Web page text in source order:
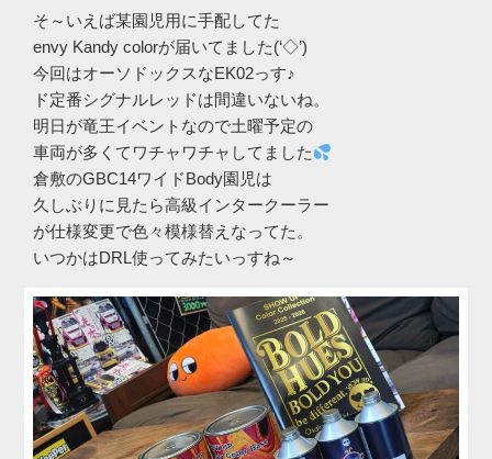
そ～いえば某園児用に手配してた
envy Kandy colorが届いてました(‘◇’)ゞ
今回はオーソドックスなEK02っす♪
ド定番シグナルレッドは間違いないね。
明日が竜王イベントなので土曜予定の
車両が多くてワチャワチャしてました
倉敷のGBC14ワイドBody園児は
久しぶりに見たら高級インタークーラー
が仕様変更で色々模様替えなってた。
いつかはDRL使ってみたいっすね～